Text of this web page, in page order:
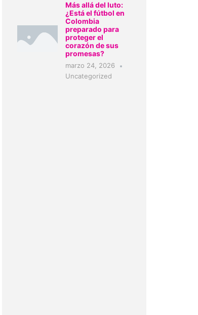
Más allá del luto:
¿Está el fútbol en
Colombia
preparado para
proteger el
corazón de sus
promesas?
marzo 24, 2026
Uncategorized